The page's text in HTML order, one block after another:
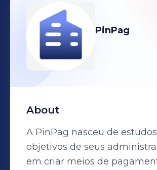
PinPag
About
A PinPag nasceu de
objetivos de seus
em criar meios de